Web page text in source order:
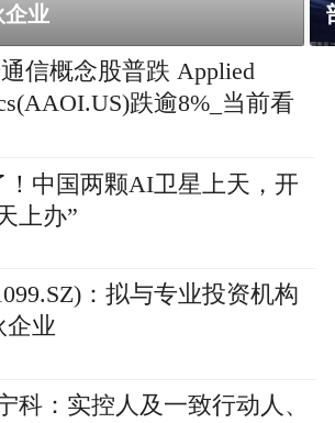
企业
信概念股普跌 Applied
跌逾8%_当前看
！中国两颗AI卫星上天，开
上办”
：拟与专业投资机构
企业
科：实控人及一致行动人、